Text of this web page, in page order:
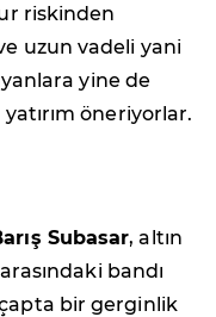
riskinden
uzun vadeli yani
yine de
öneriyorlar.
Subasar, altın
bandı
bir gerginlik